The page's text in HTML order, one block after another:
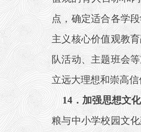
点，确定适合各学
主义核心价值观教
队活动、主题班会
立远大理想和崇高
14．加强思想文
粮与中小学校园文